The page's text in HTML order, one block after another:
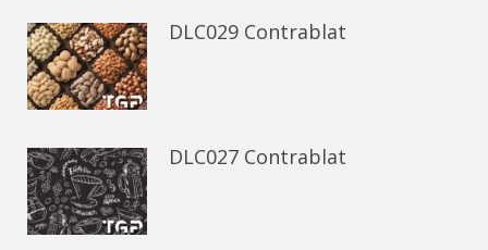
DLC029 Contrablat
DLC027 Contrablat